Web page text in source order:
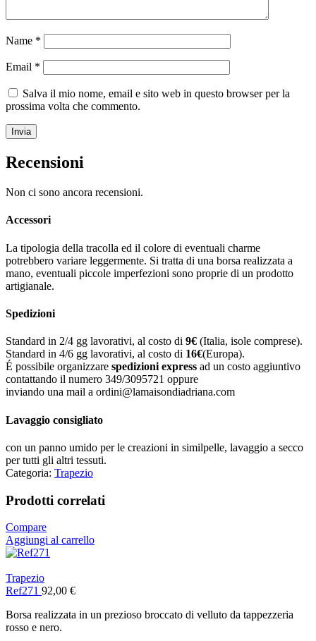
Name *
Email *
Salva il mio nome, email e sito web in questo browser per la
prossima volta che commento.
Recensioni
Non ci sono ancora recensioni.
Accessori
La tipologia della tracolla ed il colore di eventuali charme
potrebbero variare leggermente. Si tratta di una borsa realizzata a
mano, eventuali piccole imperfezioni sono proprie di un prodotto
artigianale.
Spedizioni
Standard in 2/4 gg lavorativi, al costo di 9€ (Italia, isole comprese).
Standard in 4/6 gg lavorativi, al costo di 16€(Europa).
É possibile organizzare spedizioni express ad un costo aggiuntivo
contattando il numero 349/3095721 oppure
inviando una mail a ordini@lamaisondiadriana.com
Lavaggio consigliato
con un panno umido per le creazioni in similpelle, lavaggio a secco
per tutti gli altri tessuti.
Categoria: Trapezio
Prodotti correlati
Compare
Aggiungi al carrello
Trapezio
Ref271 92,00 €
Borsa realizzata in un prezioso broccato di velluto da tappezzeria
rosso e nero.